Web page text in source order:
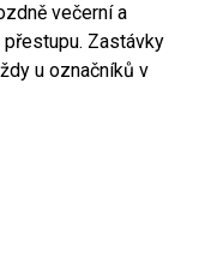
večerní a
Zastávky
u označníků v